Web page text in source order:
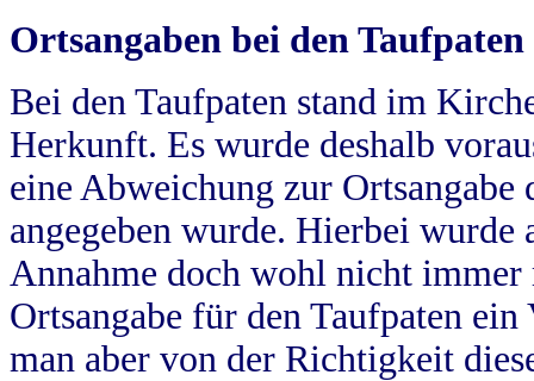
Ortsangaben bei den Taufpaten
Bei den Taufpaten stand im
Herkunft. Es wurde deshalb
eine Abweichung zur
angegeben wurde. Hierbei wurde
Annahme doch wohl nicht
Ortsangabe für den Taufpaten
man aber von der Richtigkeit